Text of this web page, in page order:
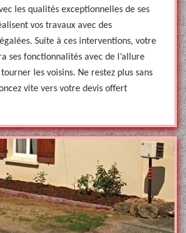
les qualités exceptionnelles de ses
vos travaux avec des
Suite à ces interventions, votre
ses fonctionnalités avec de l’allure
les voisins. Ne restez plus sans
vite vers votre devis offert